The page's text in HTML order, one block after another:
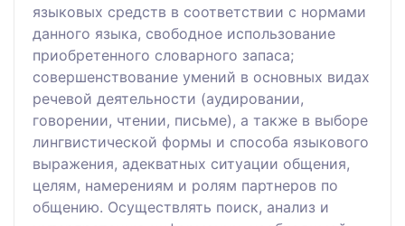
языковых средств в соответствии с нормами
данного языка, свободное использование
приобретенного словарного запаса;
совершенствование умений в основных видах
речевой деятельности (аудировании,
говорении, чтении, письме), а также в выборе
лингвистической формы и способа языкового
выражения, адекватных ситуации общения,
целям, намерениям и ролям партнеров по
общению. Осуществлять поиск, анализ и